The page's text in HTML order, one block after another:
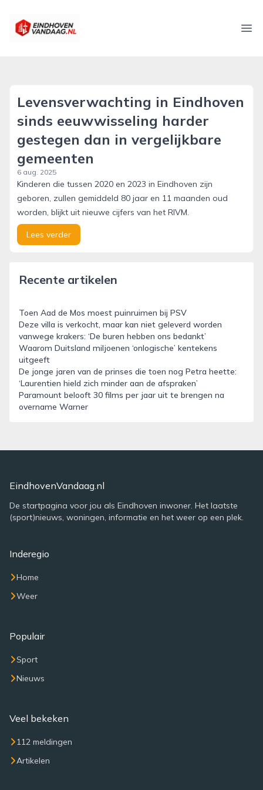
eindhovenvandaag.nl
Levensverwachting in Eindhoven
sinds eeuwwisseling harder
gestegen dan in vergelijkbare
gemeenten
6 aug. 2025
Kinderen die tussen 2020 en 2023 in Eindhoven zijn
geboren, zullen gemiddeld 80 jaar en 11 maanden oud
worden, blijkt uit nieuwe cijfers van het RIVM.
Lees verder
Recente artikelen
Toen Aad de Mos moest puinruimen bij PSV
Deze villa is verkocht, maar kan niet geleverd worden
vanwege krakers: ‘De buren hebben ons bedankt’
Waarom Duitsland miljoenen ‘onlogische’ kentekens
uitgeeft
De jonge jaren van de prinses die toen nog Petra heette:
‘Laurentien hield zich minder aan de afspraken’
Paramount belooft 30 films per jaar uit te brengen na
overname Warner
EindhovenVandaag.nl
De startpagina voor jou als Eindhoven inwoner. Het laatste
(sport)nieuws, woningen, informatie en het weer op een plek.
Inderegio
Home
Weer
Populair
Sport
Nieuws
Veel bekeken
112 meldingen
Artikelen